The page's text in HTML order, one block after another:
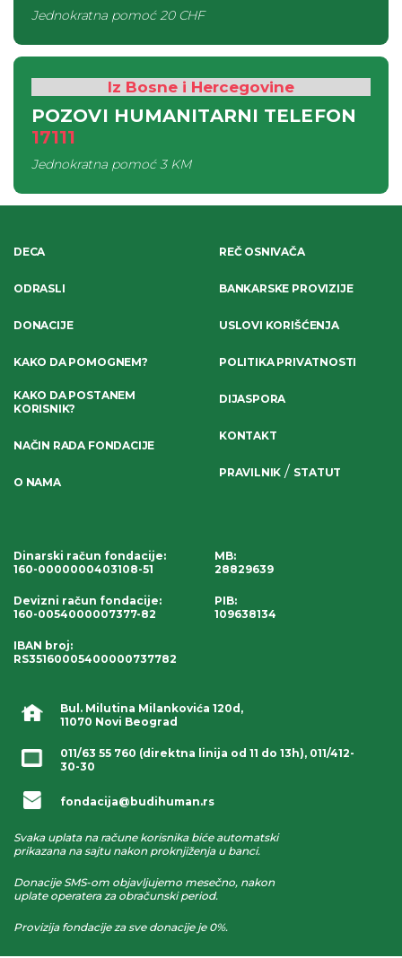
Jednokratna pomoć20 CHF
Iz Bosne i Hercegovine
POZOVI HUMANITARNI TELEFON
17111
Jednokratna pomoć3 KM
Bul. Milutina Milankovića 120d,
11070 Novi Beograd
011/63 55 760 (direktna linija od 11 do 13h), 011/412-
30-30
fondacija@budihuman.rs
Svaka uplata na račune korisnika biće automatski
prikazana na sajtu nakon proknjiženja u banci.
Donacije SMS-om objavljujemo mesečno, nakon
uplate operatera za obračunski period.
Provizija fondacije za sve donacije je 0%.
DECA
ODRASLI
DONACIJE
KAKO DA POMOGNEM?
KAKO DA POSTANEM
KORISNIK?
NAČIN RADA FONDACIJE
O NAMA
REČ OSNIVAČA
BANKARSKE PROVIZIJE
USLOVI KORIŠĆENJA
POLITIKA PRIVATNOSTI
DIJASPORA
KONTAKT
PRAVILNIK / STATUT
Dinarski račun fondacije:
160-0000000403108-51
Devizni račun fondacije:
160-0054000007377-82
IBAN broj:
RS35160005400000737782
MB:
28829639
PIB:
109638134